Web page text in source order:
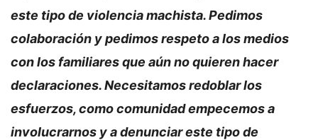
este tipo de violencia machista. Pedimos
colaboración y pedimos respeto a los medios
con los familiares que aún no quieren hacer
declaraciones. Necesitamos redoblar los
esfuerzos, como comunidad empecemos a
involucrarnos y a denunciar este tipo de